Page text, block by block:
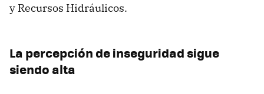
y Recursos Hidráulicos.
La percepción de inseguridad sigue
siendo alta